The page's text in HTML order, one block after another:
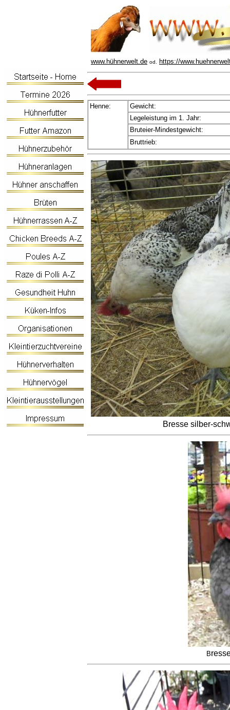
www.hühnerwelt.de od. https://
Henne:
Gewicht:
Legeleistung im 1. Jahr:
Bruteier-Mindestgewicht:
Bruttrieb:
Bresse silber-
B